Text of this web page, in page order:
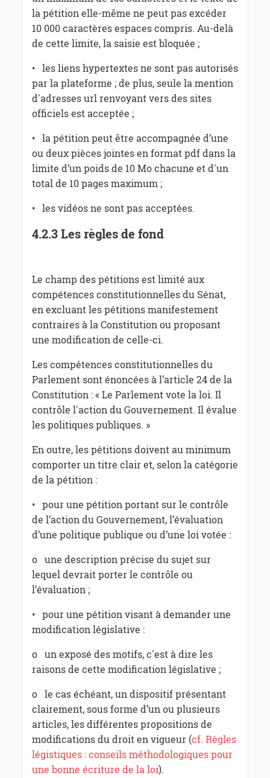
la pétition elle-même ne peut pas excéder
10 000 caractères espaces compris. Au-delà
de cette limite, la saisie est bloquée ;
• les liens hypertextes ne sont pas autorisés
par la plateforme ; de plus, seule la mention
d'adresses url renvoyant vers des sites
officiels est acceptée ;
• la pétition peut être accompagnée d’une
ou deux pièces jointes en format pdf dans la
limite d’un poids de 10 Mo chacune et d'un
total de 10 pages maximum ;
• les vidéos ne sont pas acceptées.
4.2.3 Les règles de fond
Le champ des pétitions est limité aux
compétences constitutionnelles du Sénat,
en excluant les pétitions manifestement
contraires à la Constitution ou proposant
une modification de celle-ci.
Les compétences constitutionnelles du
Parlement sont énoncées à l’article 24 de la
Constitution : « Le Parlement vote la loi. Il
contrôle l'action du Gouvernement. Il évalue
les politiques publiques. »
En outre, les pétitions doivent au minimum
comporter un titre clair et, selon la catégorie
de la pétition :
• pour une pétition portant sur le contrôle
de l’action du Gouvernement, l’évaluation
d’une politique publique ou d’une loi votée :
o une description précise du sujet sur
lequel devrait porter le contrôle ou
l’évaluation ;
• pour une pétition visant à demander une
modification législative :
o un exposé des motifs, c'est à dire les
raisons de cette modification législative ;
o le cas échéant, un dispositif présentant
clairement, sous forme d’un ou plusieurs
articles, les différentes propositions de
modifications du droit en vigueur (cf. Règles
légistiques : conseils méthodologiques pour
une bonne écriture de la loi).